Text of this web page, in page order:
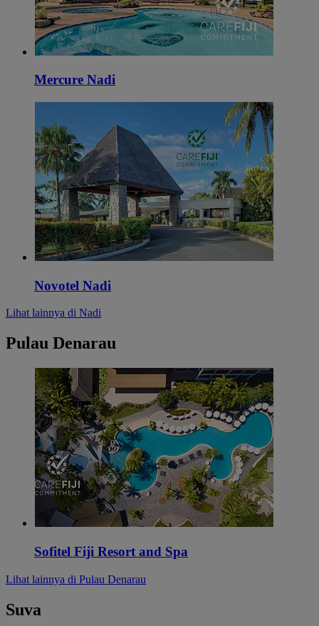
Mercure Nadi
Novotel Nadi
Lihat lainnya di Nadi
Pulau Denarau
Sofitel Fiji Resort and Spa
Lihat lainnya di Pulau Denarau
Suva